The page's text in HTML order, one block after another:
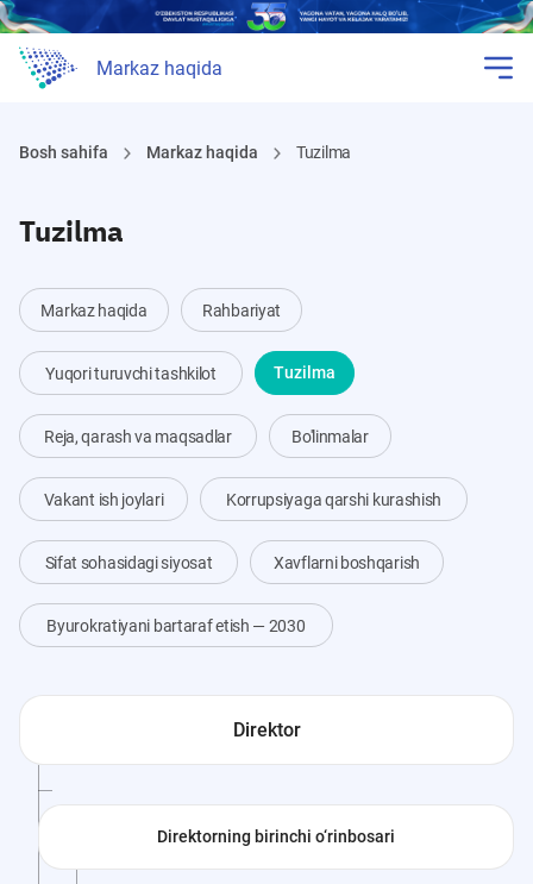
Markaz haqida
Bosh sahifa Markaz haqida Tuzilma
Tuzilma
Markaz haqida Rahbariyat
Yuqori turuvchi tashkilot Tuzilma
Reja, qarash va maqsadlar Bo'linmalar
Vakant ish joylari Korrupsiyaga qarshi kurashish
Sifat sohasidagi siyosat Xavflarni boshqarish
Byurokratiyani bartaraf etish — 2030
Direktor
Direktorning birinchi o‘rinbosari